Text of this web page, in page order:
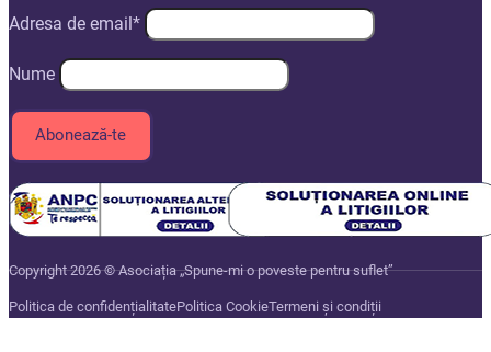
Adresa de email*
Nume
Copyright 2026 © Asociația „Spune-mi o poveste pentru suflet”
Politica de confidențialitatePolitica CookieTermeni și condiții